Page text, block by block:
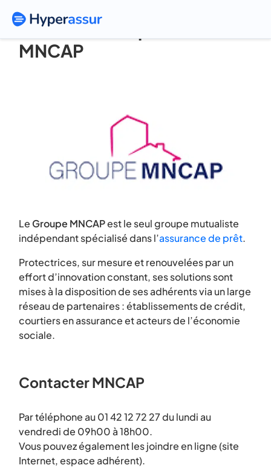
Assurance emprunteur
MNCAP
Le Groupe MNCAPest le seul groupe mutualiste
indépendant spécialisé dans l’assurance de prêt.
Protectrices, sur mesure et renouvelées par un
effort d’innovation constant, ses solutions sont
mises à la disposition de ses adhérents via un large
réseau de partenaires : établissements de crédit,
courtiers en assurance et acteurs de l’économie
sociale.
Contacter MNCAP
Par téléphone au 01 42 12 72 27 du lundi au
vendredi de 09h00 à 18h00.
Vous pouvez également les joindre en ligne (site
Internet, espace adhérent).